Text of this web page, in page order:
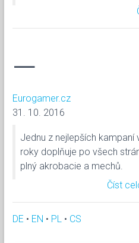
—
Eurogamer.cz
31. 10. 2016
Jednu z nejlepších
roky doplňuje po všech
plný akrobacie a mechů.
Číst
DE • EN • PL • CS